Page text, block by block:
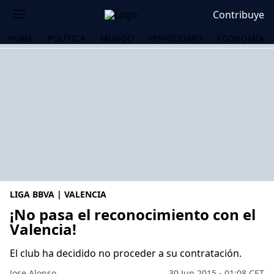
Contribuye
HOME POLÍTICA MUNDO PERIODISMO ECONOMÍA
LIGA BBVA | VALENCIA
¡No pasa el reconocimiento con el
Valencia!
El club ha decidido no proceder a su contratación.